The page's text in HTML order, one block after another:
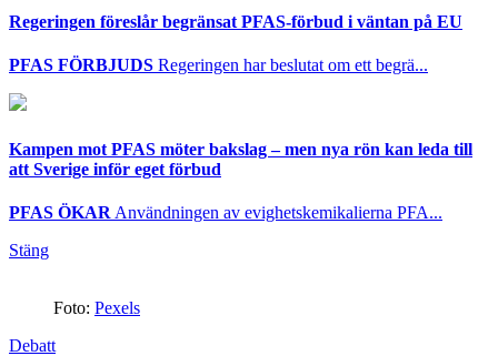
Regeringen föreslår begränsat PFAS-förbud i väntan på EU
PFAS FÖRBJUDS Regeringen har beslutat om ett begrä...
Kampen mot PFAS möter bakslag – men nya rön kan leda till
att Sverige inför eget förbud
PFAS ÖKAR Användningen av evighetskemikalierna PFA...
Stäng
Foto: Pexels
Debatt